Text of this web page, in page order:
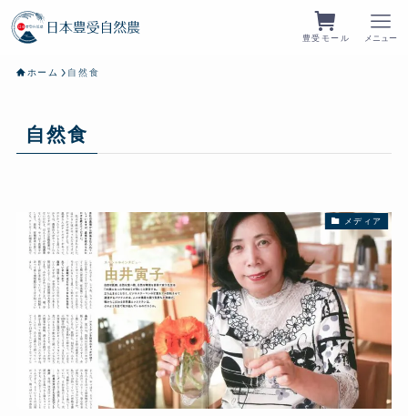
豊受モール メニュー
ホーム 自然食
自然食
メディア